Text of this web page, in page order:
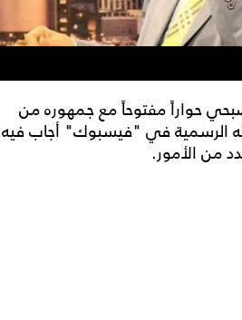
صبحي حواراً مفتوحاً مع جمهوره من
الرسمية في "فيسبوك" أجاب فيه
من الأمور.